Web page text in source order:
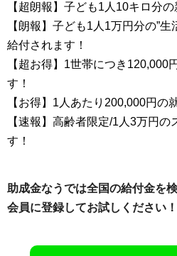
【超朗報】子ども1人10キロ分
【朗報】子ども1人1万円分の”
給付されます！
【超お得】1世帯につき120,000
す！
【お得】1人あたり200,000円の
【速報】高齢者限定/1人3万円の
す！
助成金なうでは全国の給付金を
会員に登録してお試しください！